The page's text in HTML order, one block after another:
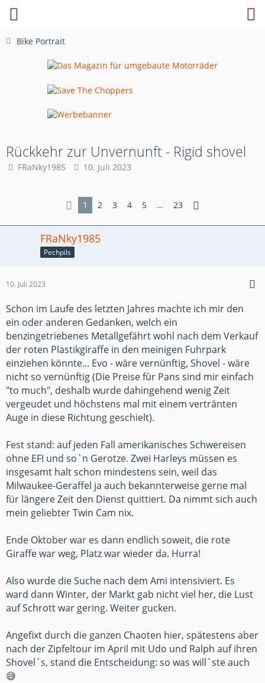
Bike Portrait
Rückkehr zur Unvernunft - Rigid shovel
FRaNky1985 10. Juli 2023
1 2 3 4 5 … 23
FRaNky1985
Pechpils
10. Juli 2023
Schon im Laufe des letzten Jahres machte ich mir den
ein oder anderen Gedanken, welch ein
benzingetriebenes Metallgefährt wohl nach dem Verkauf
der roten Plastikgiraffe in den meinigen Fuhrpark
einziehen könnte... Evo - wäre vernünftig, Shovel - wäre
nicht so vernünftig (Die Preise für Pans sind mir einfach
"to much", deshalb wurde dahingehend wenig Zeit
vergeudet und höchstens mal mit einem vertränten
Auge in diese Richtung geschielt).
Fest stand: auf jeden Fall amerikanisches Schwereisen
ohne EFI und so`n Gerotze. Zwei Harleys müssen es
insgesamt halt schon mindestens sein, weil das
Milwaukee-Geraffel ja auch bekannterweise gerne mal
für längere Zeit den Dienst quittiert. Da nimmt sich auch
mein geliebter Twin Cam nix.
Ende Oktober war es dann endlich soweit, die rote
Giraffe war weg, Platz war wieder da. Hurra!
Also wurde die Suche nach dem Ami intensiviert. Es
ward dann Winter, der Markt gab nicht viel her, die Lust
auf Schrott war gering. Weiter gucken.
Angefixt durch die ganzen Chaoten hier, spätestens aber
nach der Zipfeltour im April mit Udo und Ralph auf ihren
Shovel`s, stand die Entscheidung: so was will`ste auch
😅